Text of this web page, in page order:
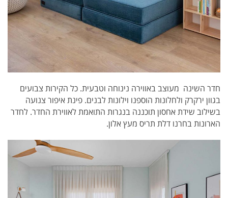
חדר השינה מעוצב באווירה נינוחה וטבעית. כל הקירות צבועים
בגוון ירקרק ולחלונות הוספנו וילונות לבנים. פינת איפור צנועה
בשילוב שידת אחסון תוכננה בנגרות התואמת לאווירת החדר. לחדר
הארונות בחרנו דלת תריס מעץ אלון.